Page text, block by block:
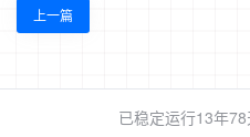
上一篇
已稳定运行13年78